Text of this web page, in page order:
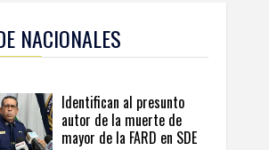
NACIONALES
Identifican al presunto
autor de la muerte de
mayor de la FARD en SDE